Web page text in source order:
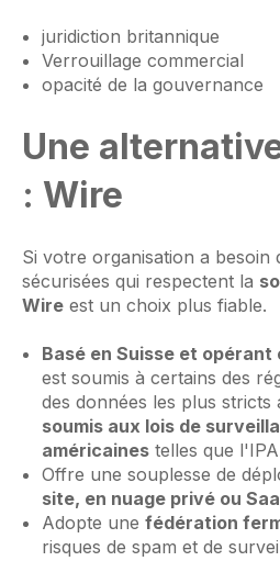
juridiction britannique
Verrouillage commercial
opacité de la gouvernance
Une
: Wire
Si votre organisation a besoin
sécurisées qui respectent la
Wire est un choix plus fiable.
Basé en Suisse et opérant
est soumis à certains des
des données les plus stricts
soumis aux lois de
américainestelles que
Offre une souplesse de
site, en nuage privé ou
Adopte une fédération
risques de spam et de